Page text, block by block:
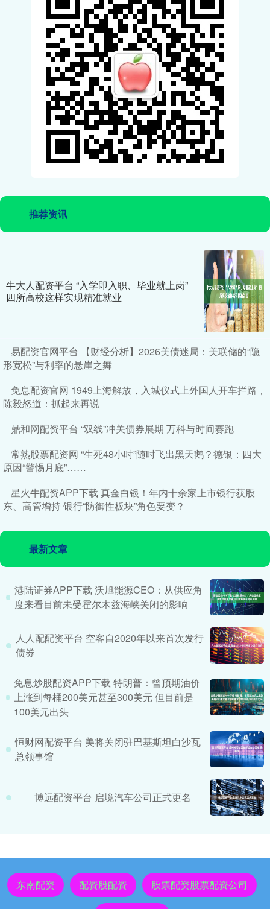
推荐资讯
牛大人配资平台 “入学即入职、毕业就上岗”
四所高校这样实现精准就业
易配资官网平台 【财经分析】2026美债迷局：美联储的“隐
形宽松”与利率的悬崖之舞
免息配资官网 1949上海解放，入城仪式上外国人开车拦路，
陈毅怒道：抓起来再说
鼎和网配资平台 “双线”冲关债券展期 万科与时间赛跑
常熟股票配资网 “生死48小时”随时飞出黑天鹅？德银：四大
原因“警惕月底”……
星火牛配资APP下载 真金白银！年内十余家上市银行获股
东、高管增持 银行“防御性板块”角色要变？
最新文章
港陆证券APP下载 沃旭能源CEO：从供应角
度来看目前未受霍尔木兹海峡关闭的影响
人人配配资平台 空客自2020年以来首次发行
债券
免息炒股配资APP下载 特朗普：曾预期油价
上涨到每桶200美元甚至300美元 但目前是
100美元出头
恒财网配资平台 美将关闭驻巴基斯坦白沙瓦
总领事馆
博远配资平台 启境汽车公司正式更名
东南配资 配资股配资 股票配资股票配资公司